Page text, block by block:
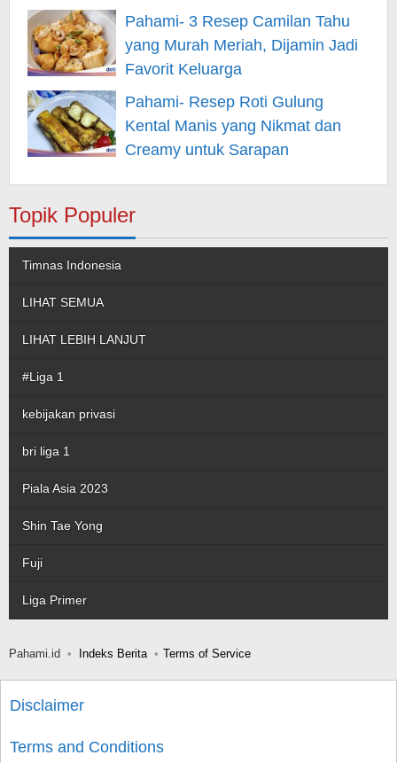
Pahami- 3 Resep Camilan Tahu
yang Murah Meriah, Dijamin Jadi
Favorit Keluarga
Pahami- Resep Roti Gulung
Kental Manis yang Nikmat dan
Creamy untuk Sarapan
Topik Populer
Timnas Indonesia
LIHAT SEMUA
LIHAT LEBIH LANJUT
#Liga 1
kebijakan privasi
bri liga 1
Piala Asia 2023
Shin Tae Yong
Fuji
Liga Primer
Pahami.id Indeks Berita Terms of Service
Disclaimer
Terms and Conditions